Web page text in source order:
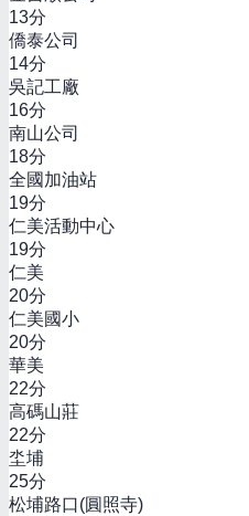
13分
僑泰公司
14分
吳記工廠
16分
南山公司
18分
全國加油站
19分
仁美活動中心
19分
仁美
20分
仁美國小
20分
華美
22分
高碼山莊
22分
坔埔
25分
松埔路口(圓照寺)